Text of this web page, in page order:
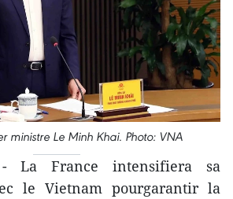
ministre Le Minh Khai. Photo: VNA
La France intensifiera sa
le Vietnam pourgarantir la